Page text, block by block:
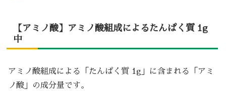
【アミノ酸】アミノ酸組成によるたんぱく質 1g
中
アミノ酸組成による「たんぱく質 1g」に含まれる「アミ
ノ酸」の成分量です。